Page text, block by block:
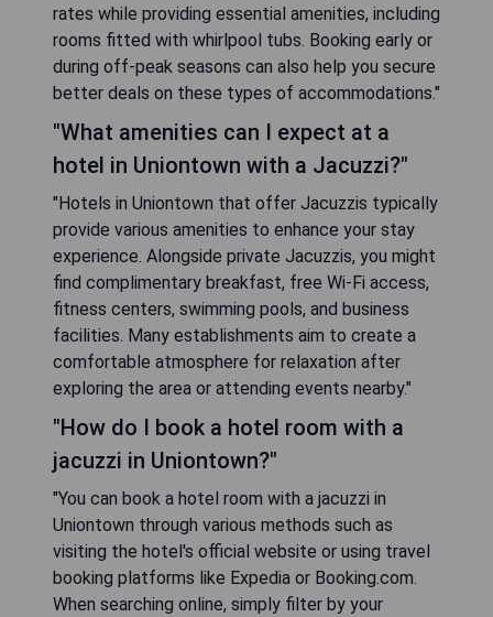
rates while providing essential amenities, including
rooms fitted with whirlpool tubs. Booking early or
during off-peak seasons can also help you secure
better deals on these types of accommodations."
"What amenities can I expect at a
hotel in Uniontown with a Jacuzzi?"
"Hotels in Uniontown that offer Jacuzzis typically
provide various amenities to enhance your stay
experience. Alongside private Jacuzzis, you might
find complimentary breakfast, free Wi-Fi access,
fitness centers, swimming pools, and business
facilities. Many establishments aim to create a
comfortable atmosphere for relaxation after
exploring the area or attending events nearby."
"How do I book a hotel room with a
jacuzzi in Uniontown?"
"You can book a hotel room with a jacuzzi in
Uniontown through various methods such as
visiting the hotel's official website or using travel
booking platforms like Expedia or Booking.com.
When searching online, simply filter by your